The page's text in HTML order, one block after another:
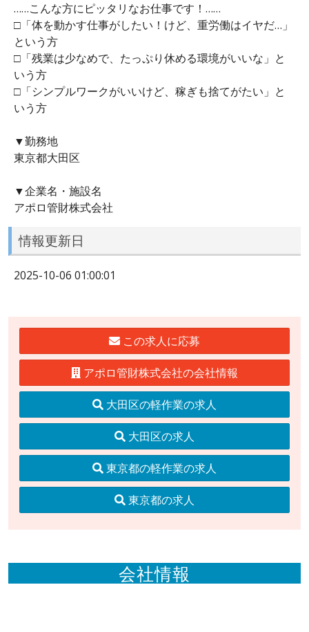
……こんな方にピッタリなお仕事です！……
□「体を動かす仕事がしたい！けど、重労働はイヤだ…」
という方
□「残業は少なめで、たっぷり休める環境がいいな」と
いう方
□「シンプルワークがいいけど、稼ぎも捨てがたい」と
いう方
▼勤務地
東京都大田区
▼企業名・施設名
アポロ管財株式会社
情報更新日
2025-10-06 01:00:01
この求人に応募
アポロ管財株式会社の会社情報
大田区の軽作業の求人
大田区の求人
東京都の軽作業の求人
東京都の求人
会社情報